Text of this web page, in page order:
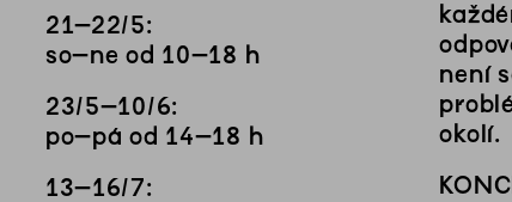
21–22/5:
so–ne od 10–18 h
23/5–10/6:
po–pá od 14–18 h
13–16/7:
není
okolí.